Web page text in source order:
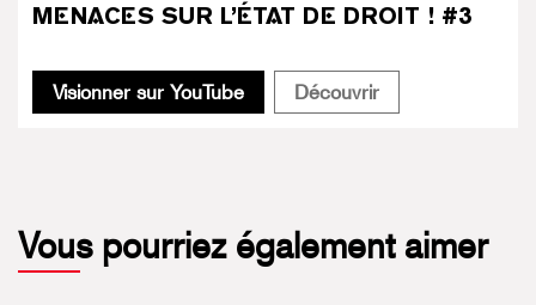
MENACES SUR L’ÉTAT DE DROIT ! #3
Visionner sur YouTubeMenaces sur l’État de droit ! #3
DécouvrirMenaces sur
Vous pourriez également aimer